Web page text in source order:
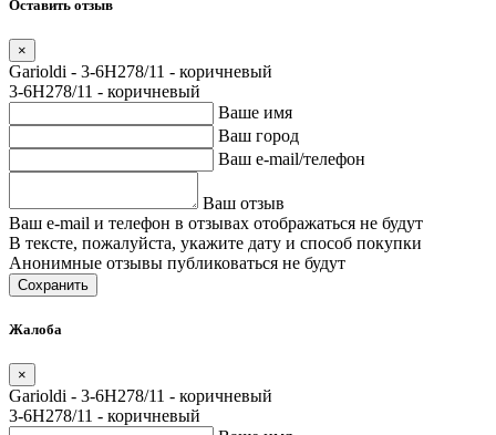
Оставить отзыв
×
Garioldi - 3-6H278/11 - коричневый
3-6H278/11 - коричневый
Ваше имя
Ваш город
Ваш e-mail/телефон
Ваш отзыв
Ваш e-mail и телефон в отзывах отображаться не будут
В тексте, пожалуйста, укажите дату и способ покупки
Анонимные отзывы публиковаться не будут
Сохранить
Жалоба
×
Garioldi - 3-6H278/11 - коричневый
3-6H278/11 - коричневый